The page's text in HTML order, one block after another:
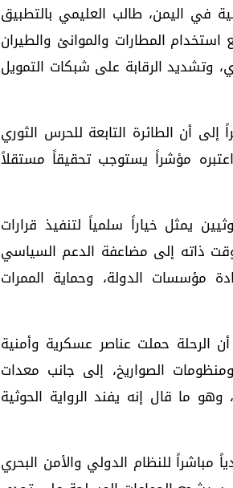
في اليمن، طالب العليمي بالتطبيق
المطارات والموانئ والطيران
وتشديد الرقابة على شبكات التمويل
أن الطائرة التابعة للحرس الثوري
اعتبره مؤشراً يستوجب تحقيقاً مستقلاً
يمثل خياراً سلمياً لتنفيذ قرارات
القرار 2216، داعياً في الوقت ذاته إلى مضاعفة الدعم السياسي
مؤسسات الدولة، وحماية الممرات
الرحلة حملت عناصر عسكرية وأمنية
الصواريخ، إلى جانب معدات
وهو ما قال إنه يفند الرواية الحوثية
مباشراً للنظام الدولي والأمن البحري